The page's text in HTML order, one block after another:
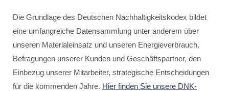
Die Grundlage des Deutschen Nachhaltigkeitskodex bildet
eine umfangreiche Datensammlung unter anderem über
unseren Materialeinsatz und unseren Energieverbrauch,
Befragungen unserer Kunden und Geschäftspartner, den
Einbezug unserer Mitarbeiter, strategische Entscheidungen
für die kommenden Jahre. Hier finden Sie unsere DNK-